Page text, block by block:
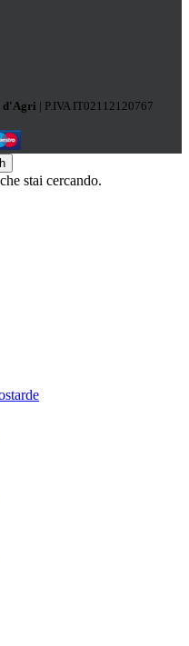
d'Agri | P.IVA IT02112120767
stai cercando.